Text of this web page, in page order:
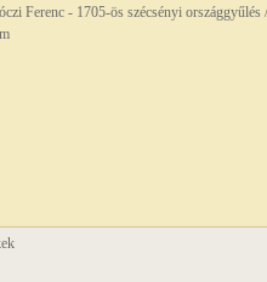
Ferenc - 1705-ös szécsényi országgyűlés